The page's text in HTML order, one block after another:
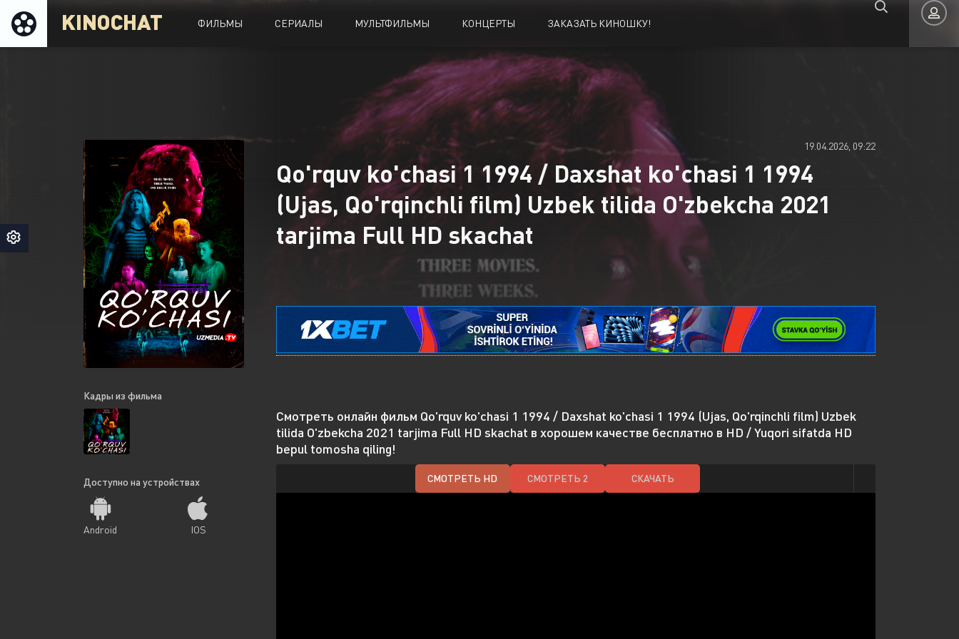
KINOCHAT ФИЛЬМЫ СЕРИАЛЫ МУЛЬТФИЛЬМЫ КОНЦЕРТЫ ЗАКАЗАТЬ КИНОШКУ!
Авторизация
Кадры из фильма
Доступно на устройствах
Android IOS
19.04.2026, 09:22
Qo'rquv ko'chasi 1 1994 / Daxshat ko'chasi 1 1994
(Ujas, Qo'rqinchli film) Uzbek tilida O'zbekcha 2021
tarjima Full HD skachat
Смотреть онлайн фильм Qo'rquv ko'chasi 1 1994 / Daxshat ko'chasi 1 1994 (Ujas, Qo'rqinchli film) Uzbek
tilida O'zbekcha 2021 tarjima Full HD skachat в хорошем качестве бесплатно в HD / Yuqori sifatda HD
bepul tomosha qiling!
СМОТРЕТЬ HD СМОТРЕТЬ 2 СКАЧАТЬ